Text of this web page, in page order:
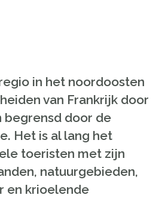
in het noordoosten
van Frankrijk door
begrensd door de
. Het is al lang het
toeristen met zijn
, natuurgebieden,
en krioelende